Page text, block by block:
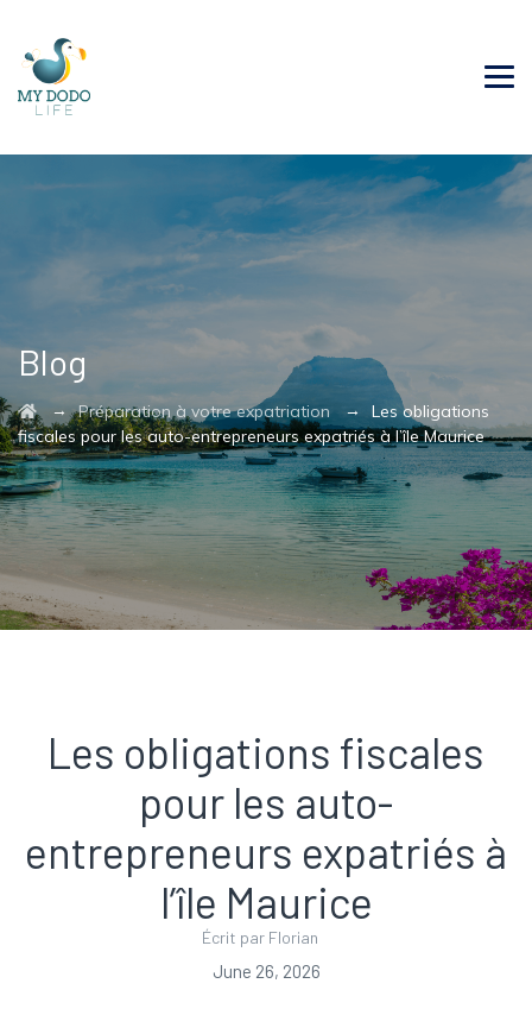
Blog
→Préparation à votre expatriation → Les obligations
fiscales pour les auto-entrepreneurs expatriés à l’île Maurice
Les obligations fiscales
pour les auto-
entrepreneurs expatriés à
l’île Maurice
Écrit par Florian
June 26, 2026